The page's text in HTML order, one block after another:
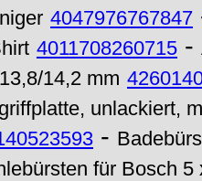
4047976767847
4011708260715 -
14,2 mm
unlackiert,
-
für Bosch